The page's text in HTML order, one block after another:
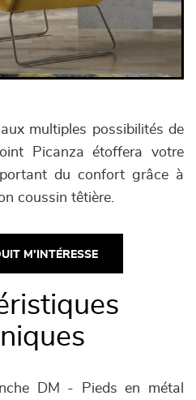
multiples possibilités de
Picanza étoffera votre
du confort grâce à
coussin têtière.
M'INTÉRESSE
DM - Pieds en métal